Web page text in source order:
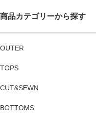
商品カテゴリーから探す
OUTER
TOPS
CUT&SEWN
BOTTOMS